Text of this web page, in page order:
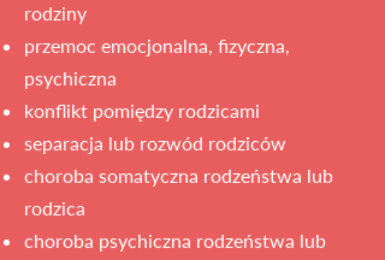
rodziny
przemoc emocjonalna, fizyczna,
psychiczna
konflikt pomiędzy rodzicami
separacja lub rozwód rodziców
choroba somatyczna rodzeństwa lub
rodzica
choroba psychiczna rodzeństwa lub